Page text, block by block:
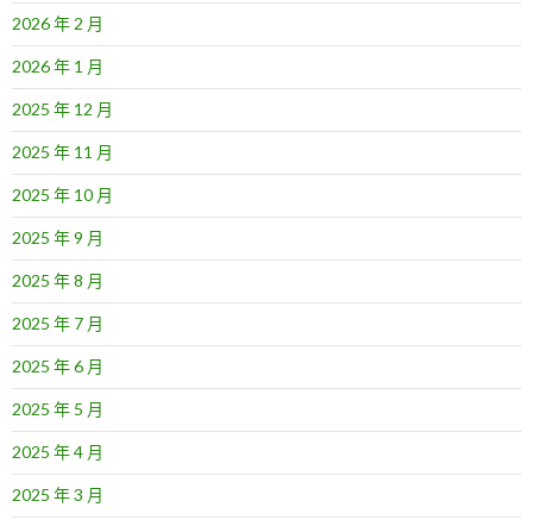
2026 年 2 月
2026 年 1 月
2025 年 12 月
2025 年 11 月
2025 年 10 月
2025 年 9 月
2025 年 8 月
2025 年 7 月
2025 年 6 月
2025 年 5 月
2025 年 4 月
2025 年 3 月